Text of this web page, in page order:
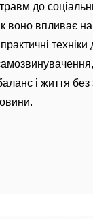
до
воно впливає на
практичні
і життя без